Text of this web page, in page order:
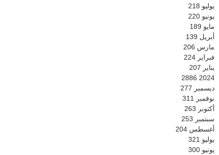
يوليو 218
يونيو 220
مايو 189
أبريل 139
مارس 206
فبراير 224
يناير 207
2024
2886
ديسمبر 277
نوفمبر
311
أكتوبر 263
سبتمبر 253
أغسطس 204
يوليو 321
يونيو 300